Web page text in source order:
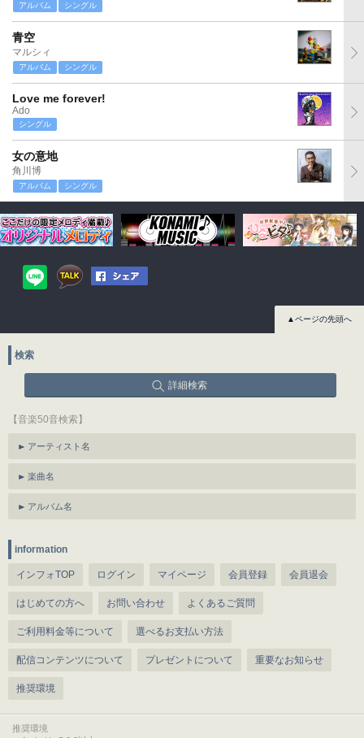
アルバム シングル
青空
マルシィ
アルバム シングル
Love me forever!
Ado
シングル
女の意地
角川博
アルバム シングル
▲ページの先頭へ
検索
詳細検索
【音楽50音検索】
アーティスト名
楽曲名
アルバム名
information
インフォTOP ログイン マイページ 会員登録 会員退会
はじめての方へ お問い合わせ よくあるご質問
ご利用料金等について 選べるお支払い方法
配信コンテンツについて プレゼントについて 重要なお知らせ
推奨環境
推奨環境